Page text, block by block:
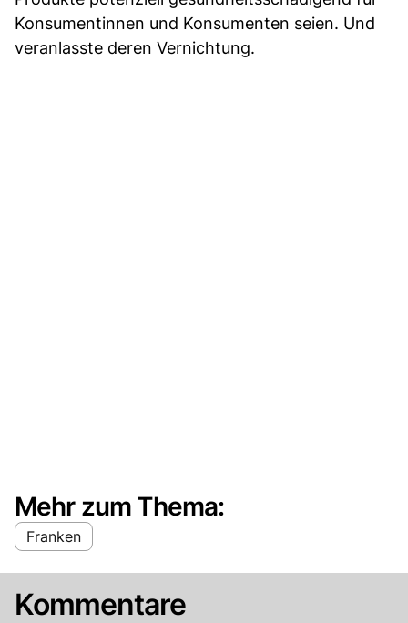
Konsumentinnen und Konsumenten seien. Und
veranlasste deren Vernichtung.
Mehr zum Thema:
Franken
Kommentare